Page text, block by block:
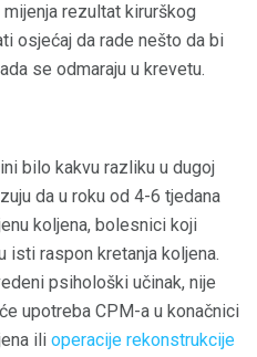
rezultat kirurškog
osjećaj da rade nešto da bi
se odmaraju u krevetu.
bilo kakvu razliku u dugoj
da u roku od 4-6 tjedana
koljena, bolesnici koji
isti raspon kretanja koljena.
psihološki učinak, nije
upotreba CPM-a u konačnici
ili operacije rekonstrukcije